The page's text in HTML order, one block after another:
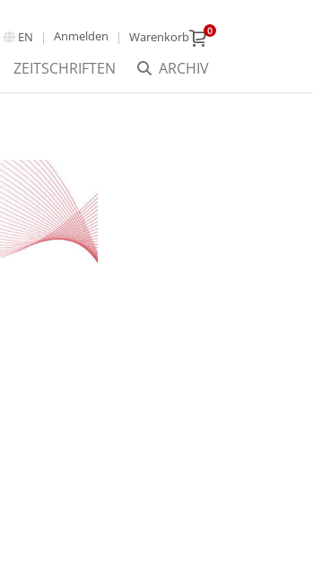
EN Anmelden Warenkorb 0
ARCHIV
ZEITSCHRIFTEN